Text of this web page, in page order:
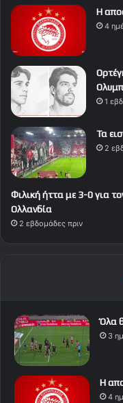
Η
4
1
Τα
2
Φιλική ήττα με 3-0 για
Ολλανδία
2 εβδομάδες πριν
Όλα
3
Η
4